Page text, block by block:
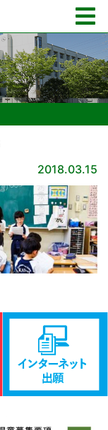
2018.03.15